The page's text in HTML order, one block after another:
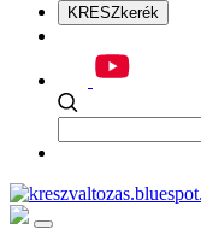
KRESZkerék